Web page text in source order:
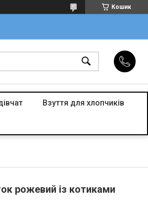
Кошик
Взуття для хлопчиків
рожевий із котиками